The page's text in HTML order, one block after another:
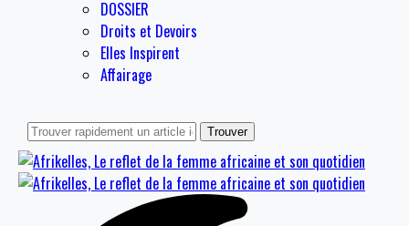
DOSSIER
Droits et Devoirs
Elles Inspirent
Affairage